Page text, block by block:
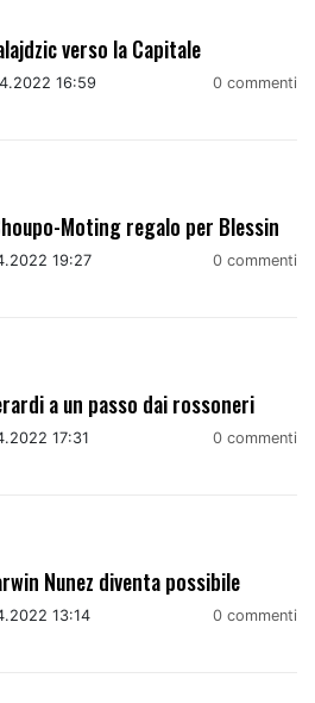
verso la Capitale
16:59 0 commenti
Moting regalo per Blessin
19:27 0 commenti
a un passo dai rossoneri
17:31 0 commenti
Nunez diventa possibile
13:14 0 commenti